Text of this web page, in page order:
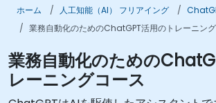
ホーム 人工知能（AI） フリアイング
業務自動化のためのChatGPT活用のトレーニン
業務自動化のための
レーニングコース